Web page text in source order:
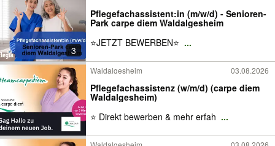
3
Pflegefachassistent:in (m/w/d) - Senioren-
Park carpe diem Waldalgesheim
⭐️JETZT BEWERBEN⭐️ ...
Waldalgesheim 03.08.2026
Pflegefachassistenz (w/m/d) (carpe diem
Waldalgesheim)
⭐ Direkt bewerben & mehr erfah ...